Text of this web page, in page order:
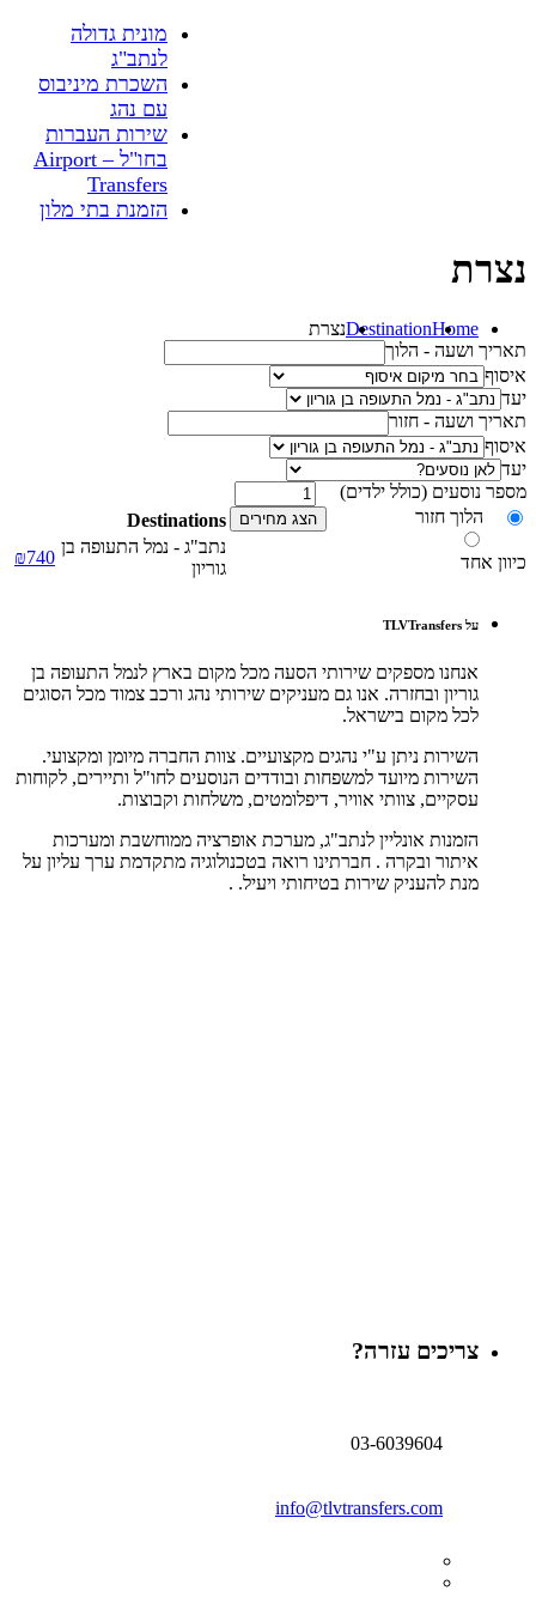
מונית גדולה
לנתב"ג
השכרת מיניבוס
עם נהג
שירות העברות
בחו"ל – Airport
Transfers
הזמנת בתי מלון
נצרת
Home
Destinationנצרת
תאריך ושעה - הלוך
איסוף
יעד
תאריך ושעה - חזור
איסוף
יעד
מספר נוסעים (כולל ילדים)
הלוך חזור
כיוון אחד
הצג מחירים
Destinations
נתב"ג - נמל התעופה בן
גוריון
₪740
על TLVTransfers
אנחנו מספקים שירותי הסעה מכל מקום בארץ לנמל התעופה בן
גוריון ובחזרה. אנו גם מעניקים שירותי נהג ורכב צמוד מכל הסוגים
לכל מקום בישראל.
השירות ניתן ע"י נהגים מקצועיים. צוות החברה מיומן ומקצועי.
השירות מיועד למשפחות ובודדים הנוסעים לחו"ל ותיירים, לקוחות
עסקיים, צוותי אוויר, דיפלומטים, משלחות וקבוצות.
הזמנות אונליין לנתב"ג, מערכת אופרציה ממוחשבת ומערכות
איתור ובקרה . חברתינו רואה בטכנולוגיה מתקדמת ערך עליון על
מנת להעניק שירות בטיחותי ויעיל. .
צריכים עזרה?
03-6039604
info@tlvtransfers.com